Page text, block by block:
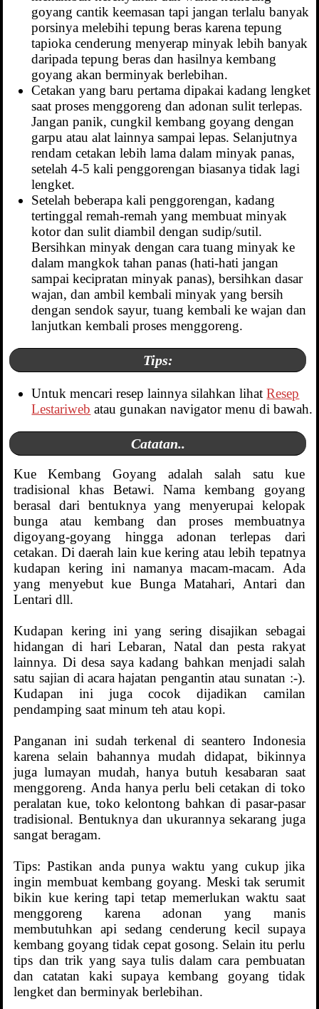
goyang cantik keemasan tapi jangan terlalu banyak
porsinya melebihi tepung beras karena tepung
tapioka cenderung menyerap minyak lebih banyak
daripada tepung beras dan hasilnya kembang
goyang akan berminyak berlebihan.
Cetakan yang baru pertama dipakai kadang lengket
saat proses menggoreng dan adonan sulit terlepas.
Jangan panik, cungkil kembang goyang dengan
garpu atau alat lainnya sampai lepas. Selanjutnya
rendam cetakan lebih lama dalam minyak panas,
setelah 4-5 kali penggorengan biasanya tidak lagi
lengket.
Setelah beberapa kali penggorengan, kadang
tertinggal remah-remah yang membuat minyak
kotor dan sulit diambil dengan sudip/sutil.
Bersihkan minyak dengan cara tuang minyak ke
dalam mangkok tahan panas (hati-hati jangan
sampai kecipratan minyak panas), bersihkan dasar
wajan, dan ambil kembali minyak yang bersih
dengan sendok sayur, tuang kembali ke wajan dan
lanjutkan kembali proses menggoreng.
Tips:
Untuk mencari resep lainnya silahkan lihatResep
Lestariweb atau gunakan navigator menu di bawah.
Catatan..
Kue Kembang Goyang adalah salah satu kue
tradisional khas Betawi. Nama kembang goyang
berasal dari bentuknya yang menyerupai kelopak
bunga atau kembang dan proses membuatnya
digoyang-goyang hingga adonan terlepas dari
cetakan. Di daerah lain kue kering atau lebih tepatnya
kudapan kering ini namanya macam-macam. Ada
yang menyebut kue Bunga Matahari, Antari dan
Lentari dll.
Kudapan kering ini yang sering disajikan sebagai
hidangan di hari Lebaran, Natal dan pesta rakyat
lainnya. Di desa saya kadang bahkan menjadi salah
satu sajian di acara hajatan pengantin atau sunatan :-).
Kudapan ini juga cocok dijadikan camilan
pendamping saat minum teh atau kopi.
Panganan ini sudah terkenal di seantero Indonesia
karena selain bahannya mudah didapat, bikinnya
juga lumayan mudah, hanya butuh kesabaran saat
menggoreng. Anda hanya perlu beli cetakan di toko
peralatan kue, toko kelontong bahkan di pasar-pasar
tradisional. Bentuknya dan ukurannya sekarang juga
sangat beragam.
Tips: Pastikan anda punya waktu yang cukup jika
ingin membuat kembang goyang. Meski tak serumit
bikin kue kering tapi tetap memerlukan waktu saat
menggoreng karena adonan yang manis
membutuhkan api sedang cenderung kecil supaya
kembang goyang tidak cepat gosong. Selain itu perlu
tips dan trik yang saya tulis dalam cara pembuatan
dan catatan kaki supaya kembang goyang tidak
lengket dan berminyak berlebihan.